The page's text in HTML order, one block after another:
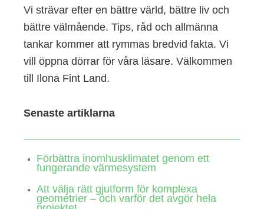
Vi strävar efter en bättre värld, bättre liv och
bättre välmående. Tips, råd och allmänna
tankar kommer att rymmas bredvid fakta. Vi
vill öppna dörrar för våra läsare. Välkommen
till Ilona Fint Land.
Senaste artiklarna
Förbättra inomhusklimatet genom ett
fungerande värmesystem
Att välja rätt gjutform för komplexa
geometrier – och varför det avgör hela